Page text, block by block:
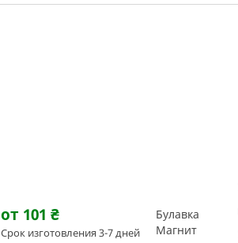
от 101 ₴
Срок изготовления 3-7 дней
Булавка
Магнит